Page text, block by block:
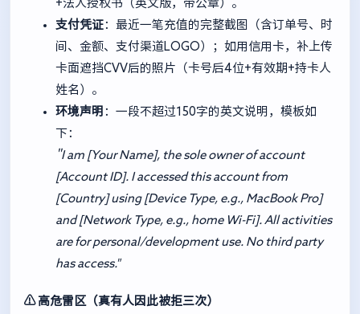
+法人授权书（英文版，带公章）。
支付凭证 ：最近一笔充值的完整截图（含订单号、时
间、金额、支付渠道LOGO）；如用信用卡，补上传
卡面遮挡CVV后的照片（卡号后4位+有效期+持卡人
姓名）。
环境声明 ：一段不超过150字的英文说明，模板如
下：
"I am [Your Name], the sole owner of account
[Account ID]. I accessed this account from
[Country] using [Device Type, e.g., MacBook Pro]
and [Network Type, e.g., home Wi-Fi]. All activities
are for personal/development use. No third party
has access."
⚠️ 高危雷区（真有人因此被拒三次）